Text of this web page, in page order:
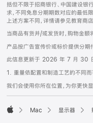
括但不限于招商银行、中国建设银
求，不同免息分期期数对应的最
上述方案不同，详情请参见教育
当商品有货并/或发货时，购物金额
产品按广告宣传价或标价提供分期
此信息更新于 2026 年 7 月 30
1. 重量依配置和制造工艺的不同而
我们会使用你所在位置，为你更快
Mac 显示器